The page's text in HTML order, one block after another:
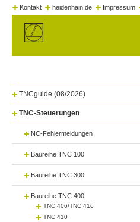
Kontakt heidenhain.de Impressum
TNCguide (08/2026)
TNC-Steuerungen
NC-Fehlermeldungen
Baureihe TNC 100
Baureihe TNC 300
Baureihe TNC 400
TNC 406/TNC 416
TNC 410